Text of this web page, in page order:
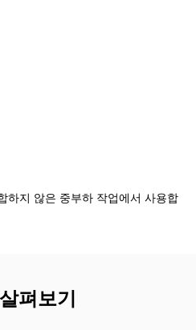
하지 않은 중부하 작업에서 사용합
펴보기